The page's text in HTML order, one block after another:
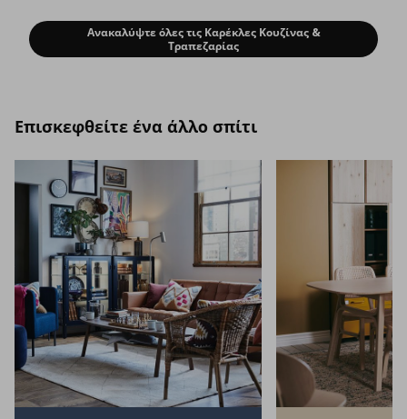
Καρέκλες από φυσικά υλικά
Ανακαλύψτε όλες τις Καρέκλες Κουζίνας &
Τραπεζαρίας
Επισκεφθείτε ένα άλλο σπίτι